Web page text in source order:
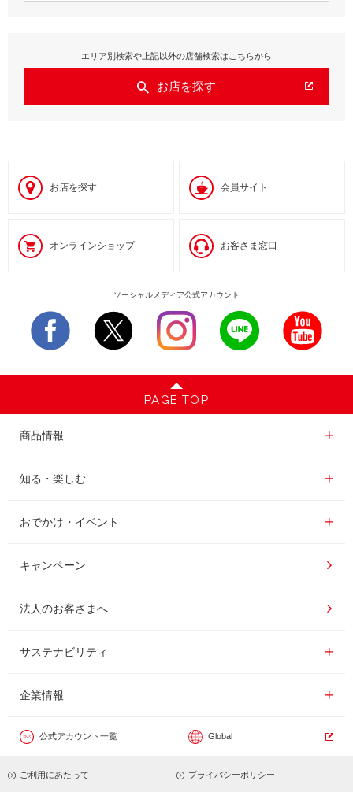
エリア別検索や上記以外の店舗検索はこちらから
お店を探す
お店を探す 会員サイト
オンラインショップ お客さま窓口
ソーシャルメディア公式アカウント
PAGE TOP
商品情報
商品情報一覧
レギュラーコーヒー
インスタントコーヒー
ドリンク
ドリップポッド
知る・楽しむ
知る・楽しむ一覧
おいしいコーヒーの淹れ方
コーヒー百科
レシピ
UCCラボ
UCCのコーヒーマガジン
おでかけ・イベント
おでかけ・イベント情報一覧
UCCコーヒー博物館
UCCコーヒーアカデミー
工場見学
東京ディズニーリゾート®︎
カフェのお仕事体験
キャンペーン
法人のお客さまへ
サステナビリティ
サステナビリティ
企業情報
企業情報一覧
公式アカウント一覧 Global
ご利用にあたって プライバシーポリシー